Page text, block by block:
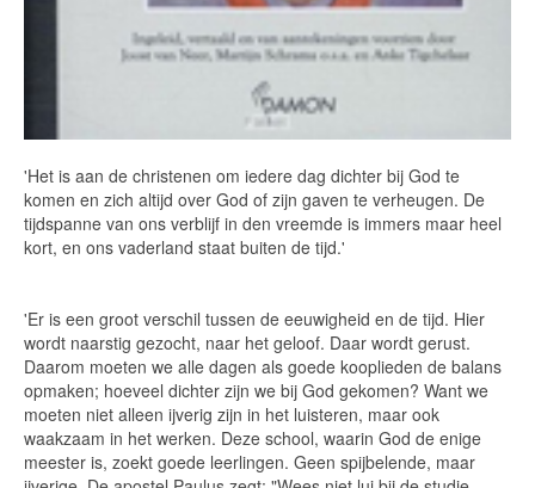
'Het is aan de christenen om iedere dag dichter bij God te
komen en zich altijd over God of zijn gaven te verheugen. De
tijdspanne van ons verblijf in den vreemde is immers maar heel
kort, en ons vaderland staat buiten de tijd.'
'Er is een groot verschil tussen de eeuwigheid en de tijd. Hier
wordt naarstig gezocht, naar het geloof. Daar wordt gerust.
Daarom moeten we alle dagen als goede kooplieden de balans
opmaken; hoeveel dichter zijn we bij God gekomen? Want we
moeten niet alleen ijverig zijn in het luisteren, maar ook
waakzaam in het werken. Deze school, waarin God de enige
meester is, zoekt goede leerlingen. Geen spijbelende, maar